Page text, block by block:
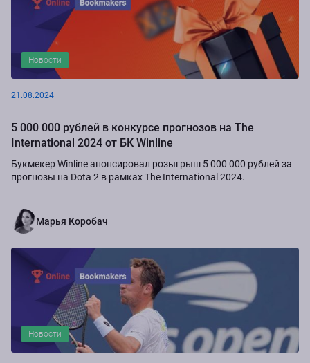
Новости
21.08.2024
5 000 000 рублей в конкурсе прогнозов на The
International 2024 от БК Winline
Букмекер Winline анонсировал розыгрыш 5 000 000 рублей за
прогнозы на Dota 2 в рамках The International 2024.
Марья Коробач
Новости